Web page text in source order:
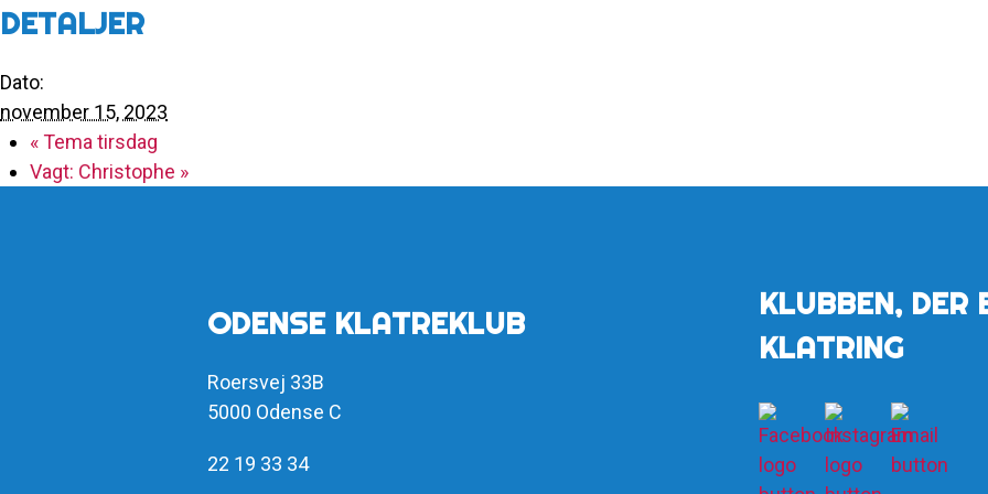
DETALJER
Dato:
november 15, 2023
«Tema tirsdag
Vagt: Christophe »
ODENSE KLATREKLUB
Roersvej 33B
5000 Odense C
22 19 33 34
KLUBBEN, DER
KLATRING